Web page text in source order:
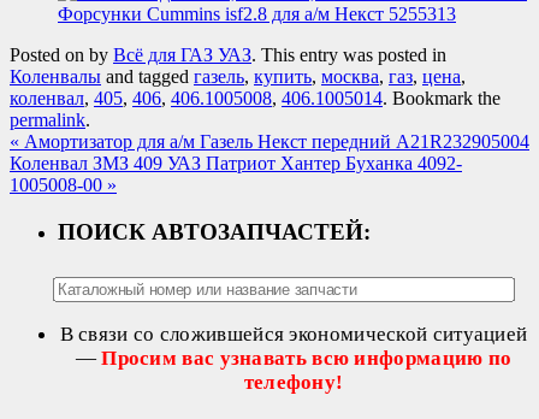
Форсунки Cummins isf2.8 для а/м Некст 5255313
Posted on by Всё для ГАЗ УАЗ. This entry was posted in
Коленвалы and tagged газель, купить, москва, газ, цена,
коленвал, 405, 406, 406.1005008, 406.1005014. Bookmark the
permalink.
« Амортизатор для а/м Газель Некст передний A21R232905004
Коленвал ЗМЗ 409 УАЗ Патриот Хантер Буханка 4092-
1005008-00 »
ПОИСК АВТОЗАПЧАСТЕЙ:
В связи со сложившейся экономической ситуацией
—Просим вас узнавать всю информацию по
телефону!